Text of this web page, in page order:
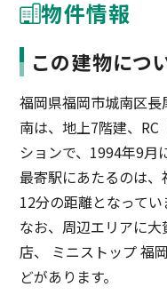
物件情報
この建物につ
福岡県福岡市城南区
南は、地上7階建、
ションで、1994年9月
最寄駅にあたるのは
12分の距離となってい
なお、周辺エリアに
店、 ミニストップ 福
どがあります。